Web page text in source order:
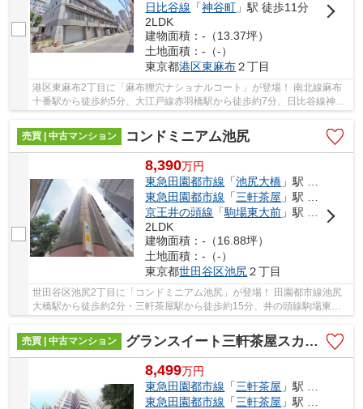
日比谷線 「神谷町 」駅 徒歩11分
2LDK
建物面積：-（13.37坪）
土地面積：-（-）
東京都港区東麻布２丁目
港区東麻布2丁目に「麻布狸穴ナショナルコート」が登場！ 南北線麻布
十番駅から徒歩約5分、大江戸線赤羽橋駅から徒歩約7分、日比谷線神谷
売買 | 中古マンション
コンドミニアム池尻
8,390万円
東急田園都市線 「池尻大橋 」駅 徒歩2分
東急田園都市線 「三軒茶屋 」駅 徒歩15分
京王井の頭線 「駒場東大前 」駅 徒歩18分
2LDK
建物面積：-（16.88坪）
土地面積：-（-）
東京都世田谷区池尻２丁目
世田谷区池尻2丁目に「コンドミニアム池尻」が登場！ 田園都市線池尻
大橋駅から徒歩約2分・三軒茶屋駅から徒歩約15分、井の頭線駒場東大
前駅から徒歩約18分。 3路線3駅利用可能な大変...
売買 | 中古マンション
グランスイート三軒茶屋スカイテラス
8,499万円
東急田園都市線 「三軒茶屋 」駅 徒歩10分
東急田園都市線 「三軒茶屋 」駅 徒歩11分